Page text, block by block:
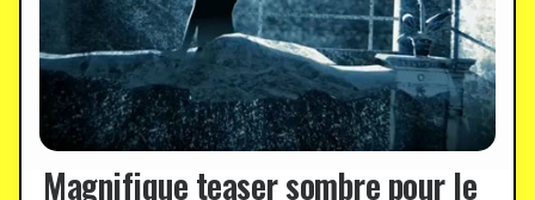
Magnifique teaser sombre pour le